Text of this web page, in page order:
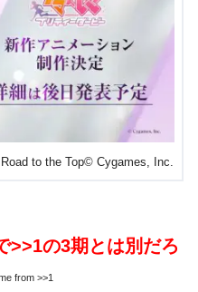
to the Top© Cygames, Inc.
>>1の3期とは別だろ
from >>1